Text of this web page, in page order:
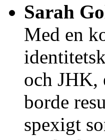
Sarah
Med en
och
borde
spexigt